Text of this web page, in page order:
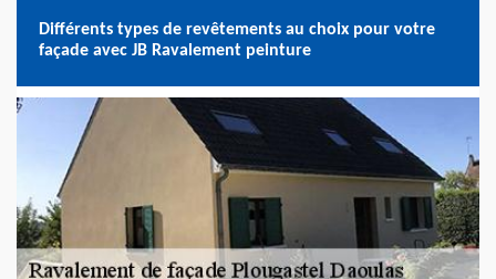
Différents types de revêtements au choix pour votre
façade avec JB Ravalement peinture